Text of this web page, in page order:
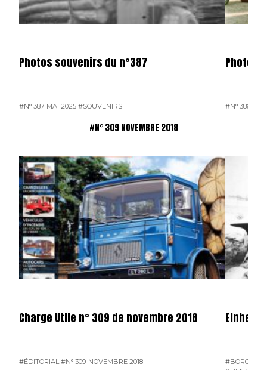
Photos souvenirs du n°387
#N° 387 MAI 2025 #SOUVENIRS
Photos
#N° 386
#N° 309 NOVEMBRE 2018
Charge Utile n° 309 de novembre 2018
#ÉDITORIAL #N° 309 NOVEMBRE 2018